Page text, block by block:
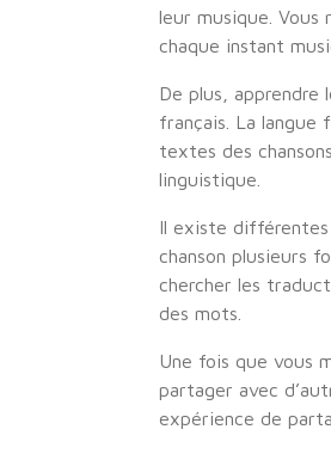
leur musique.
chaque instant
De plus, apprendre
français. La langue
textes des
linguistique.
Il existe différentes
chanson plusieurs
chercher les
des mots.
Une fois que vous
partager avec
expérience de